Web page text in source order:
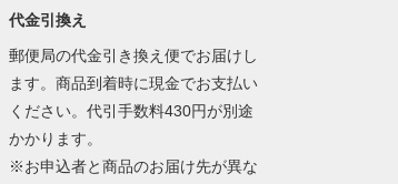
代金引換え
郵便局の代金引き換え便でお届けし
ます。商品到着時に現金でお支払い
ください。代引手数料430円が別途
かかります。
※お申込者と商品のお届け先が異な